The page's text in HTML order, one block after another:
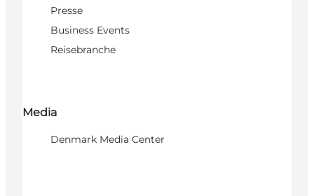
Presse
Business Events
Reisebranche
Media
Denmark Media Center